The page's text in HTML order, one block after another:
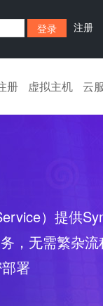
注册
册 虚拟主机 云
）提供
，无需繁杂
署